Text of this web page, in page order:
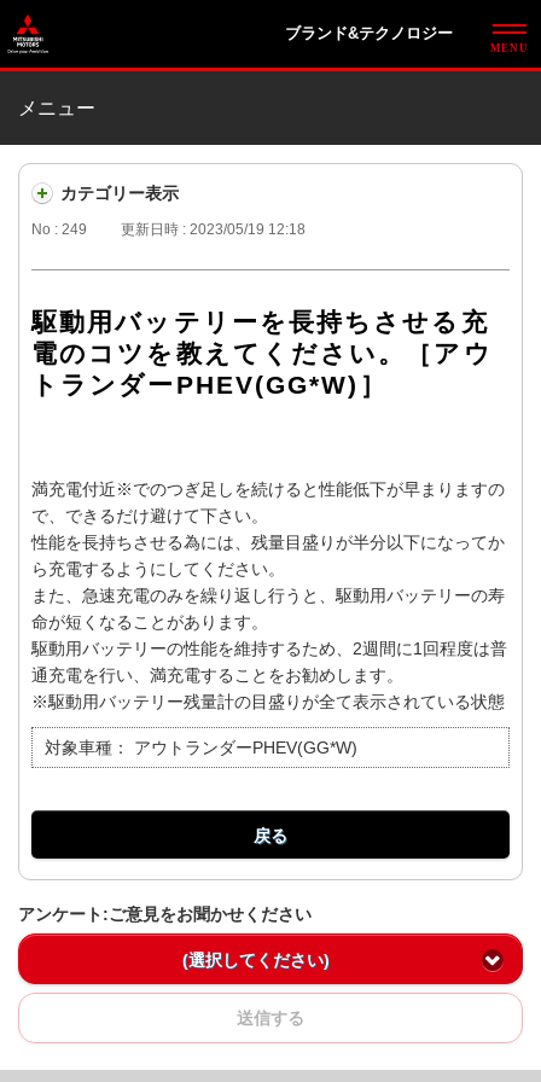
ブランド&テクノロジー
メニュー
カテゴリー表示
No : 249 更新日時 : 2023/05/19 12:18
駆動用バッテリーを長持ちさせる充
電のコツを教えてください。［アウ
トランダーPHEV(GG*W)］
満充電付近※でのつぎ足しを続けると性能低下が早まりますの
で、できるだけ避けて下さい。
性能を長持ちさせる為には、残量目盛りが半分以下になってか
ら充電するようにしてください。
また、急速充電のみを繰り返し行うと、駆動用バッテリーの寿
命が短くなることがあります。
駆動用バッテリーの性能を維持するため、2週間に1回程度は普
通充電を行い、満充電することをお勧めします。
※駆動用バッテリー残量計の目盛りが全て表示されている状態
対象車種： アウトランダーPHEV(GG*W)
戻る
アンケート:ご意見をお聞かせください
(選択してください)
送信する